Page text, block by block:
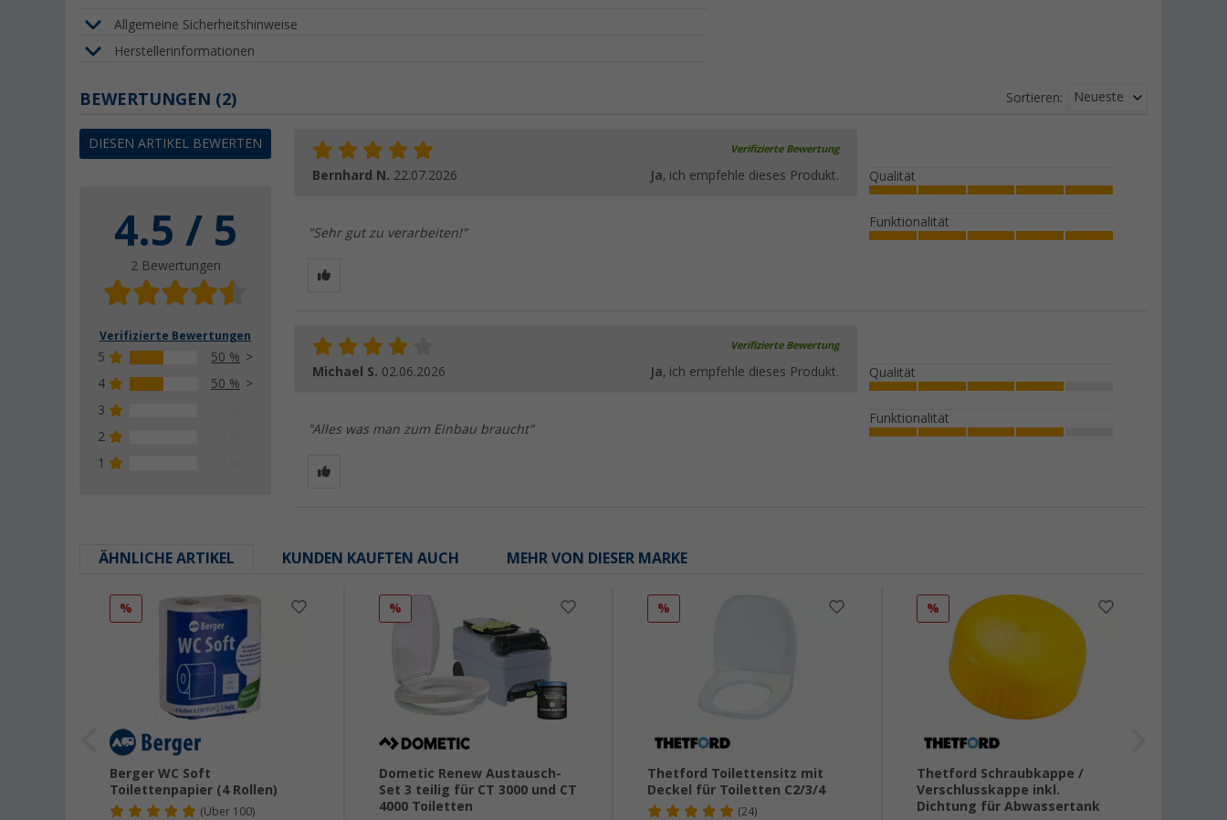
Allgemeine Sicherheitshinweise
Herstellerinformationen
BEWERTUNGEN (2)
DIESEN ARTIKEL BEWERTEN
4.5 / 5
2 Bewertungen
Verifizierte Bewertungen
5
50 %
4
50 %
3
2
1
Sortieren: Neueste
Verifizierte Bewertung
Bernhard N. 22.07.2026 Ja, ich empfehle dieses Produkt.
"Sehr gut zu verarbeiten!"
Qualität
Funktionalität
Verifizierte Bewertung
Michael S. 02.06.2026 Ja, ich empfehle dieses Produkt.
"Alles was man zum Einbau braucht"
Qualität
Funktionalität
ÄHNLICHE ARTIKEL KUNDEN KAUFTEN AUCH MEHR VON DIESER MARKE
%
Berger WC Soft
Toilettenpapier (4 Rollen)
(Über 100)
%
Dometic Renew Austausch-
Set 3 teilig für CT 3000 und CT
4000 Toiletten
%
Thetford Toilettensitz mit
Deckel für Toiletten C2/3/4
(24)
%
Thetford Schraubkappe /
Verschlusskappe inkl.
Dichtung für Abwassertank